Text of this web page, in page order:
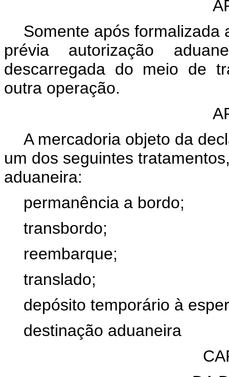
Somente após formalizada
prévia autorização
descarregada do meio de
outra operação.
A mercadoria objeto da
um dos seguintes
aduaneira:
permanência a bordo;
transbordo;
reembarque;
translado;
depósito temporário à
destinação aduaneira